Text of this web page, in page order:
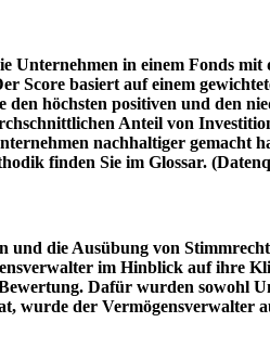
Unternehmen in einem Fonds
Score basiert auf einem
höchsten positiven und den
Anteil von
nachhaltiger
finden Sie im Glossar.
und die Ausübung von
im Hinblick auf ihre
Dafür wurden sowohl
wurde der